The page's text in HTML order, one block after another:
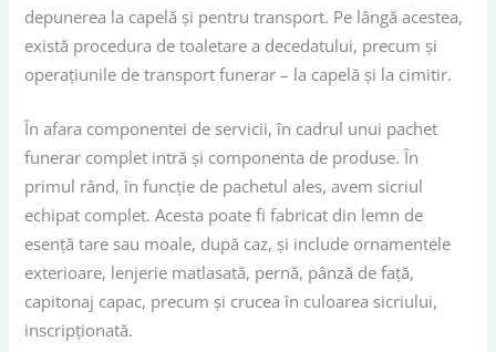
depunerea la capelă și pentru transport. Pe lângă acestea,
există procedura de toaletare a decedatului, precum și
operațiunile de transport funerar – la capelă și la cimitir.
În afara componentei de servicii, în cadrul unui pachet
funerar complet intră și componenta de produse. În
primul rând, în funcție de pachetul ales, avem sicriul
echipat complet. Acesta poate fi fabricat din lemn de
esență tare sau moale, după caz, și include ornamentele
exterioare, lenjerie matlasată, pernă, pânză de față,
capitonaj capac, precum și crucea în culoarea sicriului,
inscripționată.